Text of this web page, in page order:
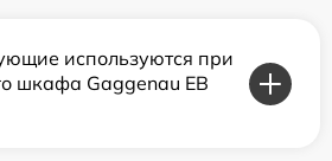
используются при
шкафа Gaggenau EB